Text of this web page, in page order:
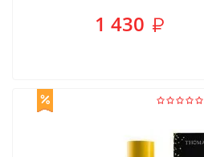
1 430